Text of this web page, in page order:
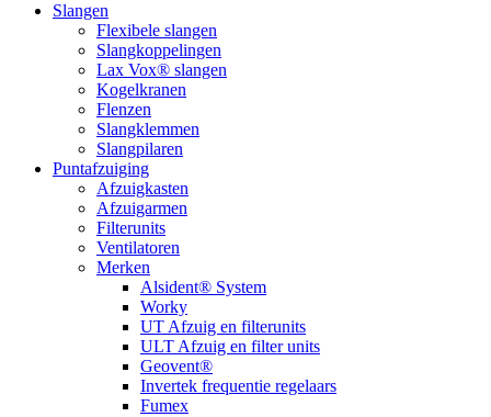
Slangen
Flexibele slangen
Slangkoppelingen
Lax Vox® slangen
Kogelkranen
Flenzen
Slangklemmen
Slangpilaren
Puntafzuiging
Afzuigkasten
Afzuigarmen
Filterunits
Ventilatoren
Merken
Alsident® System
Worky
UT Afzuig en filterunits
ULT Afzuig en filter units
Geovent®
Invertek frequentie regelaars
Fumex